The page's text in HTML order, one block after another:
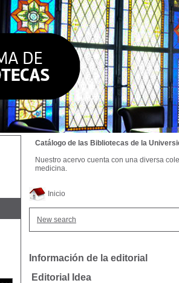
Inicio
New search
Información de la editorial
Editorial Idea
Catálogo de las Bibliotecas de la
Nuestro acervo cuenta con una diversa
medicina.